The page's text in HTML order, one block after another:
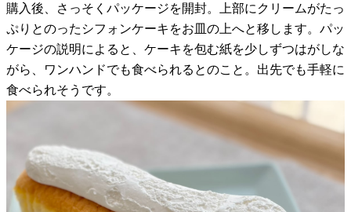
購入後、さっそくパッケージを開封。上部にクリームがたっ
ぷりとのったシフォンケーキをお皿の上へと移します。パッ
ケージの説明によると、ケーキを包む紙を少しずつはがしな
がら、ワンハンドでも食べられるとのこと。出先でも手軽に
食べられそうです。